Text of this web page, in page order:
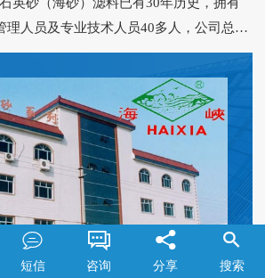

短信

咨询

分享

搜索
理人员及专业技术人员40多人，公司总投
量15万吨，产值5800多万元，技术力量雄
滤池的滤
砂经千百万年海浪冲淘而成，颗粒饱满、
去除杂质、筛选加工而成，是经济、理想
处理滤料检测中心每年均对本产品进行质
，理化性能为：SiO2含量＞96%，破碎率
密度＞2.60g/cm3，灼烧减量＜0.5%，盐
量＜0.5%，轻物质含量＜0.1%，各项质
发CJ/T 43-2005《水处理用滤料》标准。